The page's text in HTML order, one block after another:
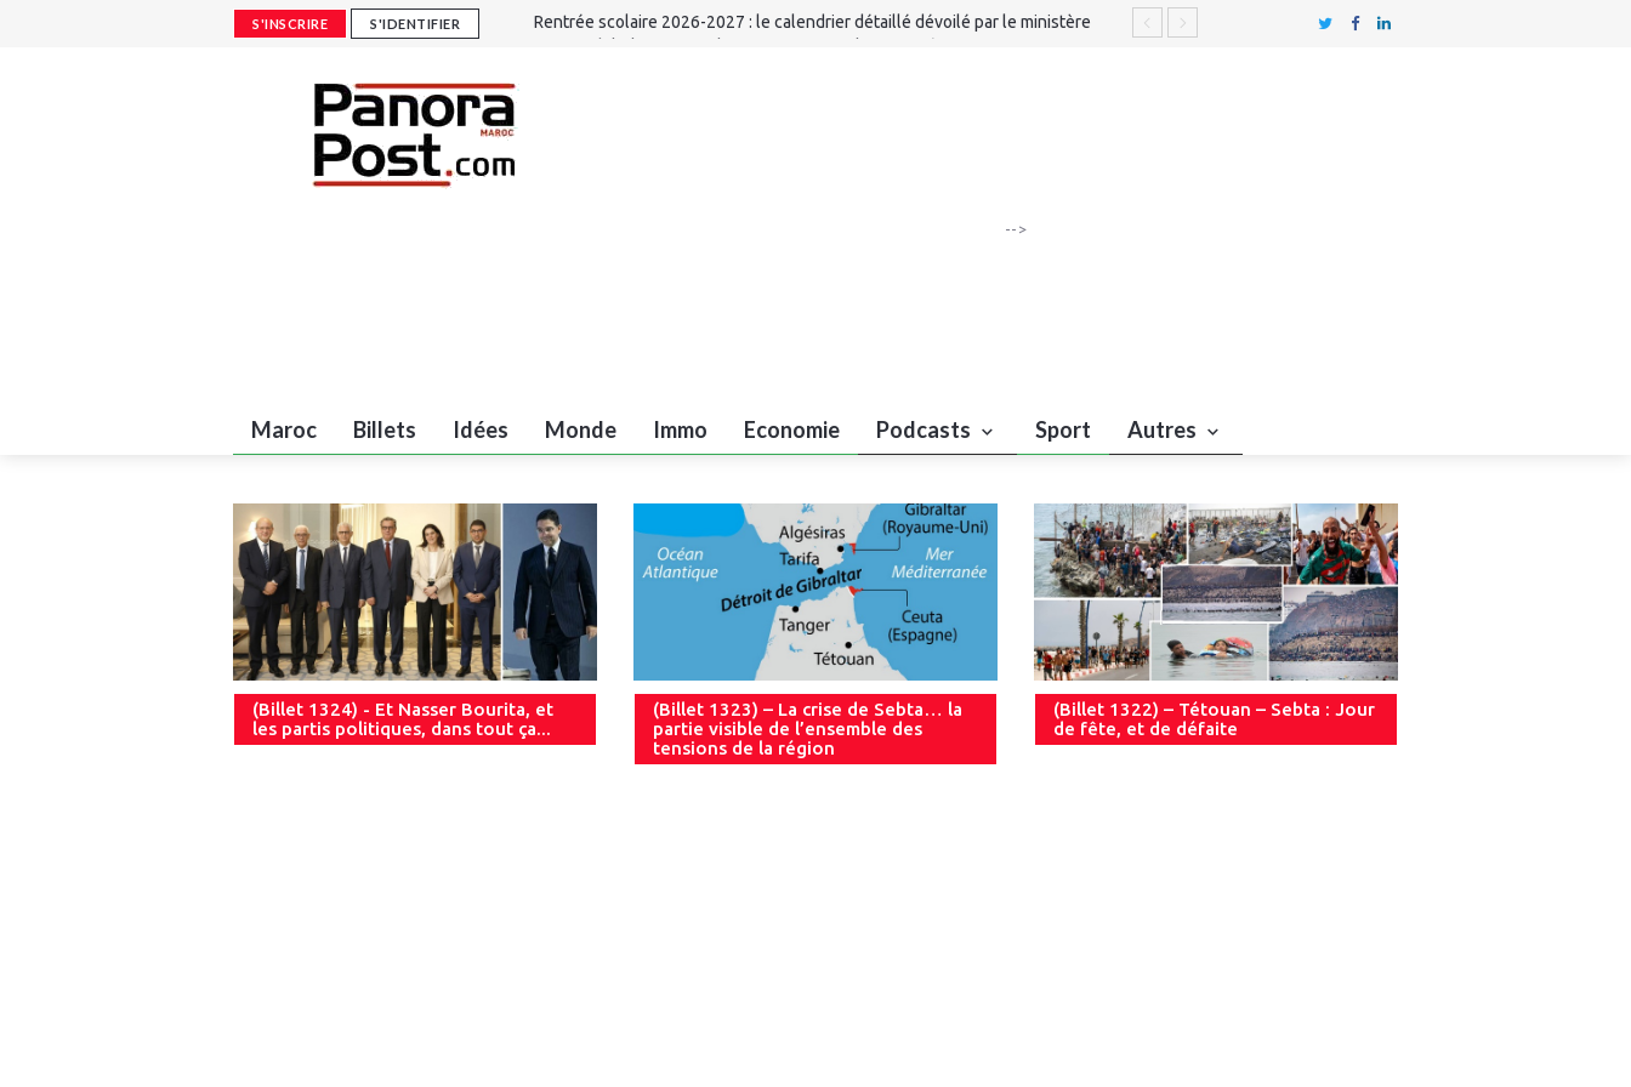
S'INSCRIRE S'IDENTIFIER
Rentrée scolaire 2026-2027 : le calendrier détaillé dévoilé par le ministère
-->
Maroc Billets Idées Monde Immo Economie Podcasts Sport Autres
(Billet 1324) - Et Nasser Bourita, et
les partis politiques, dans tout ça...
(Billet 1323) – La crise de Sebta… la
partie visible de l’ensemble des
tensions de la région
(Billet 1322) – Tétouan – Sebta : Jour
de fête, et de défaite